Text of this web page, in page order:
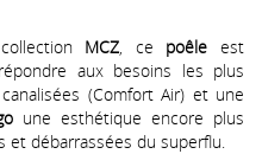
MCZ , ce poêleest
aux besoins les plus
(Comfort Air) et une
une esthétique encore plus
et débarrassées du superflu.